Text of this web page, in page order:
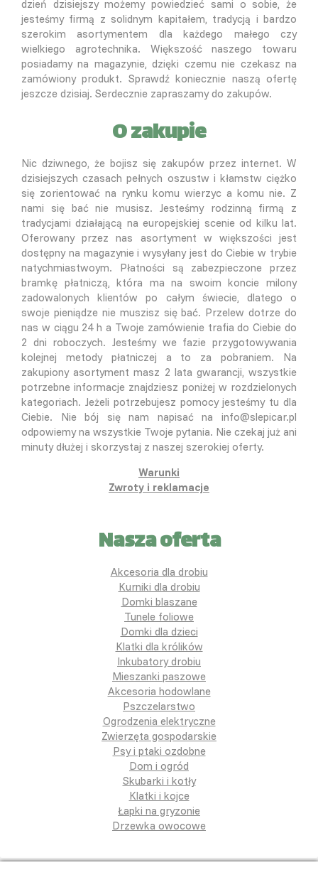
dzień dzisiejszy możemy powiedzieć sami o sobie, że
jesteśmy firmą z solidnym kapitałem, tradycją i bardzo
szerokim asortymentem dla każdego małego czy
wielkiego agrotechnika. Większość naszego towaru
posiadamy na magazynie, dzięki czemu nie czekasz na
zamówiony produkt. Sprawdź koniecznie naszą ofertę
jeszcze dzisiaj. Serdecznie zapraszamy do zakupów.
O zakupie
Nic dziwnego, że bojisz się zakupów przez internet. W
dzisiejszych czasach pełnych oszustw i kłamstw ciężko
się zorientować na rynku komu wierzyc a komu nie. Z
nami się bać nie musisz. Jesteśmy rodzinną firmą z
tradycjami działającą na europejskiej scenie od kilku lat.
Oferowany przez nas asortyment w większości jest
dostępny na magazynie i wysyłany jest do Ciebie w trybie
natychmiastwoym. Płatności są zabezpieczone przez
bramkę płatniczą, która ma na swoim koncie milony
zadowalonych klientów po całym świecie, dlatego o
swoje pieniądze nie muszisz się bać. Przelew dotrze do
nas w ciągu 24 h a Twoje zamówienie trafia do Ciebie do
2 dni roboczych. Jesteśmy we fazie przygotowywania
kolejnej metody płatniczej a to za pobraniem. Na
zakupiony asortyment masz 2 lata gwarancji, wszystkie
potrzebne informacje znajdziesz poniżej w rozdzielonych
kategoriach. Jeżeli potrzebujesz pomocy jesteśmy tu dla
Ciebie. Nie bój się nam napisać na info@slepicar.pl
odpowiemy na wszystkie Twoje pytania. Nie czekaj już ani
minuty dłużej i skorzystaj z naszej szerokiej oferty.
Warunki
Zwroty i reklamacje
Nasza oferta
Akcesoria dla drobiu
Kurniki dla drobiu
Domki blaszane
Tunele foliowe
Domki dla dzieci
Klatki dla królików
Inkubatory drobiu
Mieszanki paszowe
Akcesoria hodowlane
Pszczelarstwo
Ogrodzenia elektryczne
Zwierzęta gospodarskie
Psy i ptaki ozdobne
Dom i ogród
Skubarki i kotły
Klatki i kojce
Łapki na gryzonie
Drzewka owocowe